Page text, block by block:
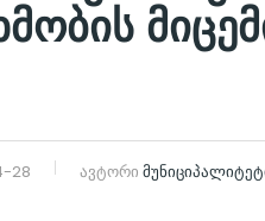
28 ავტორი